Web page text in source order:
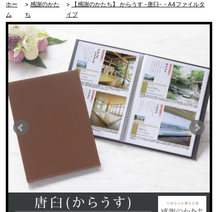
ホー
ム
>感謝のかた
ち
>
【感謝のかたち】 からうす -唐臼-・A4ファイルタ
イプ